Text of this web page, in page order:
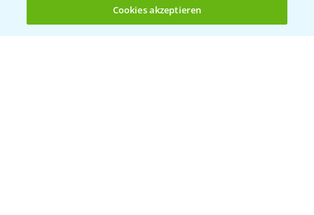
(noch 4)
Verantwortung & Sorgfalt
Cookies akzeptieren